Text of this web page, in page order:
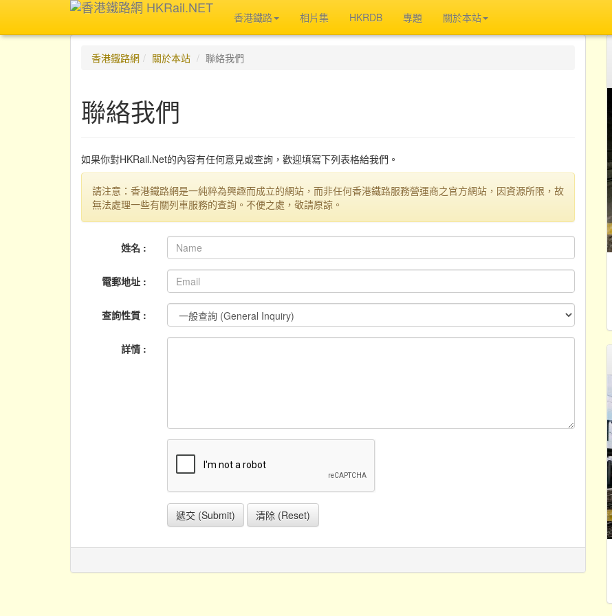
香港鐵路 相片集 HKRDB 專題 關於本站
香港鐵路網 關於本站 聯絡我們
聯絡我們
如果你對HKRail.Net的內容有任何意見或查詢，歡迎填寫下列表格給我們。
請注意：香港鐵路網是一純粹為興趣而成立的網站，而非任何香港鐵路服務營運商之官方網站，因資源所限，故
無法處理一些有關列車服務的查詢。不便之處，敬請原諒。
姓名 :
電郵地址 :
查詢性質 :
詳情 :